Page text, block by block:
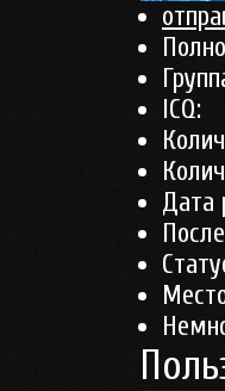
ICQ:
Дата